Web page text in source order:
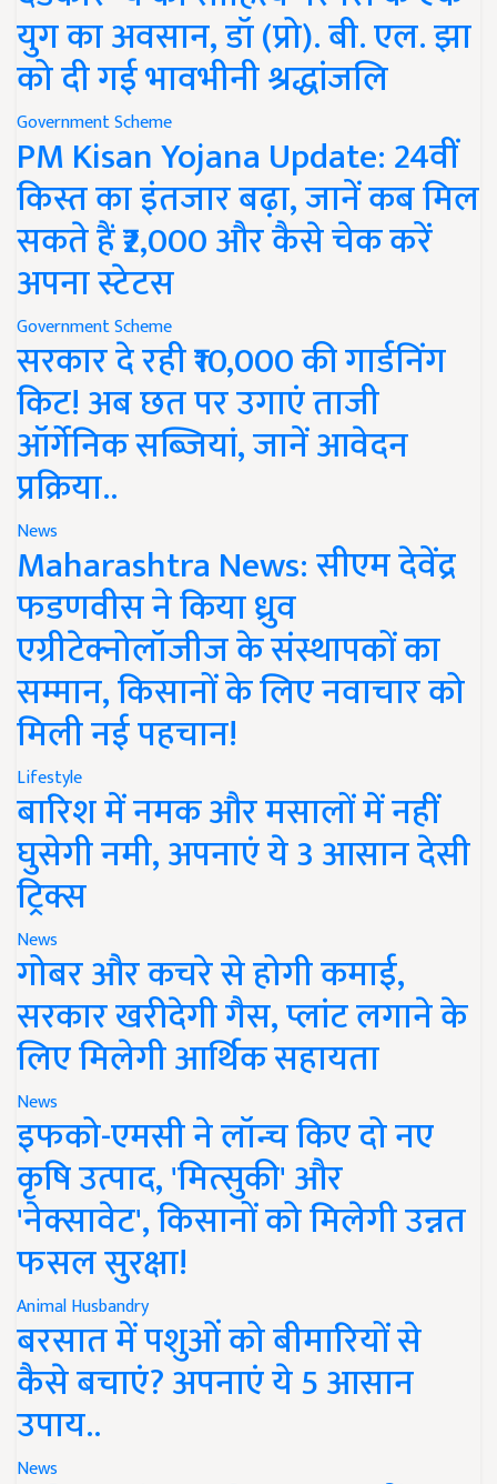
युग का अवसान, डॉ (प्रो). बी. एल. झा
को दी गई भावभीनी श्रद्धांजलि
Government Scheme
PM Kisan Yojana Update: 24वीं
किस्त का इंतजार बढ़ा, जानें कब मिल
सकते हैं ₹2,000 और कैसे चेक करें
अपना स्टेटस
Government Scheme
सरकार दे रही ₹10,000 की गार्डनिंग
किट! अब छत पर उगाएं ताजी
ऑर्गेनिक सब्जियां, जानें आवेदन
प्रक्रिया..
News
Maharashtra News: सीएम देवेंद्र
फडणवीस ने किया ध्रुव
एग्रीटेक्नोलॉजीज के संस्थापकों का
सम्मान, किसानों के लिए नवाचार को
मिली नई पहचान!
Lifestyle
बारिश में नमक और मसालों में नहीं
घुसेगी नमी, अपनाएं ये 3 आसान देसी
ट्रिक्स
News
गोबर और कचरे से होगी कमाई,
सरकार खरीदेगी गैस, प्लांट लगाने के
लिए मिलेगी आर्थिक सहायता
News
इफको-एमसी ने लॉन्च किए दो नए
कृषि उत्पाद, 'मित्सुकी' और
'नेक्सावेट', किसानों को मिलेगी उन्नत
फसल सुरक्षा!
Animal Husbandry
बरसात में पशुओं को बीमारियों से
कैसे बचाएं? अपनाएं ये 5 आसान
उपाय..
News